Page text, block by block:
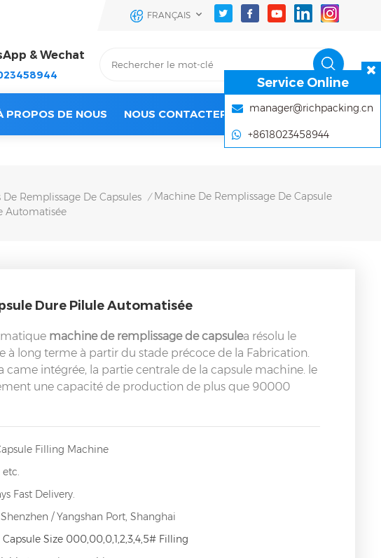
FRANÇAIS
& Wechat
PROPOS DE NOUS NOUS CONTACTER
De Remplissage De Capsules / Machine De Remplissage De Capsule
Automatisée
Dure Pilule Automatisée
machine de remplissage de capsulea résolu le
long terme à partir du stade précoce de la Fabrication.
came intégrée, la partie centrale de la capsule machine. le
une capacité de production de plus que 90000
Filling Machine
etc.
Fast Delivery.
/ Yangshan Port, Shanghai
Size 000,00,0,1,2,3,4,5# Filling
Service Online
manager@richpacking.cn
+8618023458944